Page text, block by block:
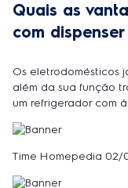
Quais as
com
Os eletrodomésticos
além da sua função
um refrigerador com
Time Homepedia 02/